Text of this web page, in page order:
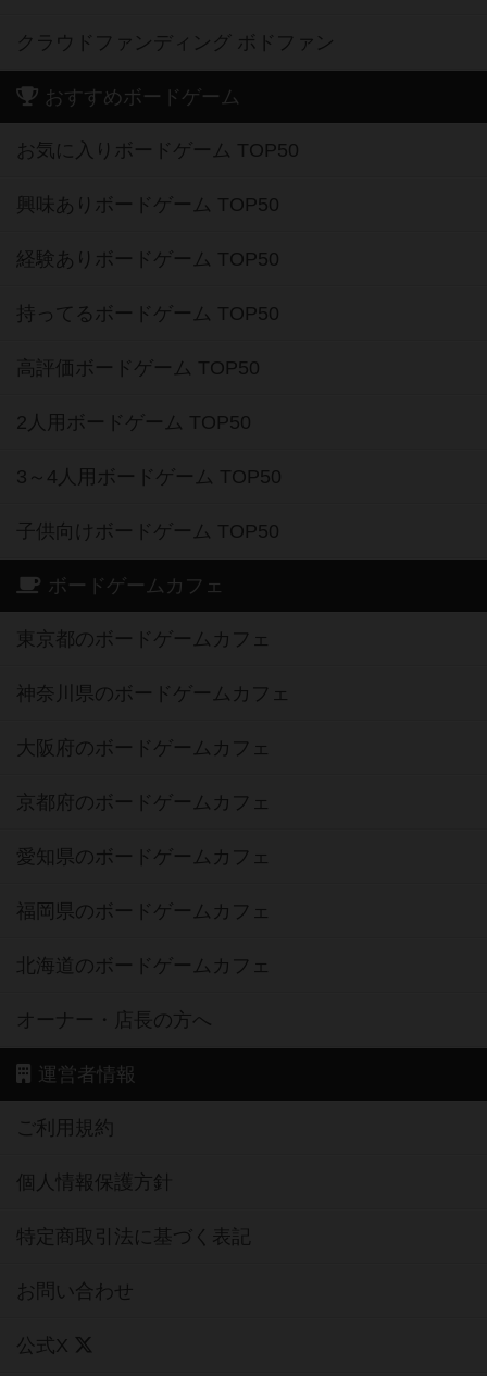
クラウドファンディング ボドファン
おすすめボードゲーム
お気に入りボードゲーム TOP50
興味ありボードゲーム TOP50
経験ありボードゲーム TOP50
持ってるボードゲーム TOP50
高評価ボードゲーム TOP50
2人用ボードゲーム TOP50
3～4人用ボードゲーム TOP50
子供向けボードゲーム TOP50
ボードゲームカフェ
東京都のボードゲームカフェ
神奈川県のボードゲームカフェ
大阪府のボードゲームカフェ
京都府のボードゲームカフェ
愛知県のボードゲームカフェ
福岡県のボードゲームカフェ
北海道のボードゲームカフェ
オーナー・店長の方へ
運営者情報
ご利用規約
個人情報保護方針
特定商取引法に基づく表記
お問い合わせ
公式X